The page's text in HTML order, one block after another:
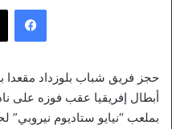
حجز فريق شباب بلوزداد مقعدا
أبطال إفريقيا عقب فوزه على
بملعب “نيايو ستاديوم نيروبي”